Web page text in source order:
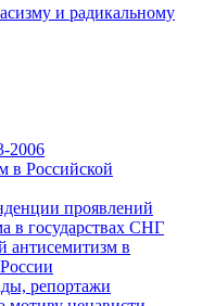
и радикальному
2006
в Российской
проявлений
в государствах СНГ
антисемитизм в
репортажи